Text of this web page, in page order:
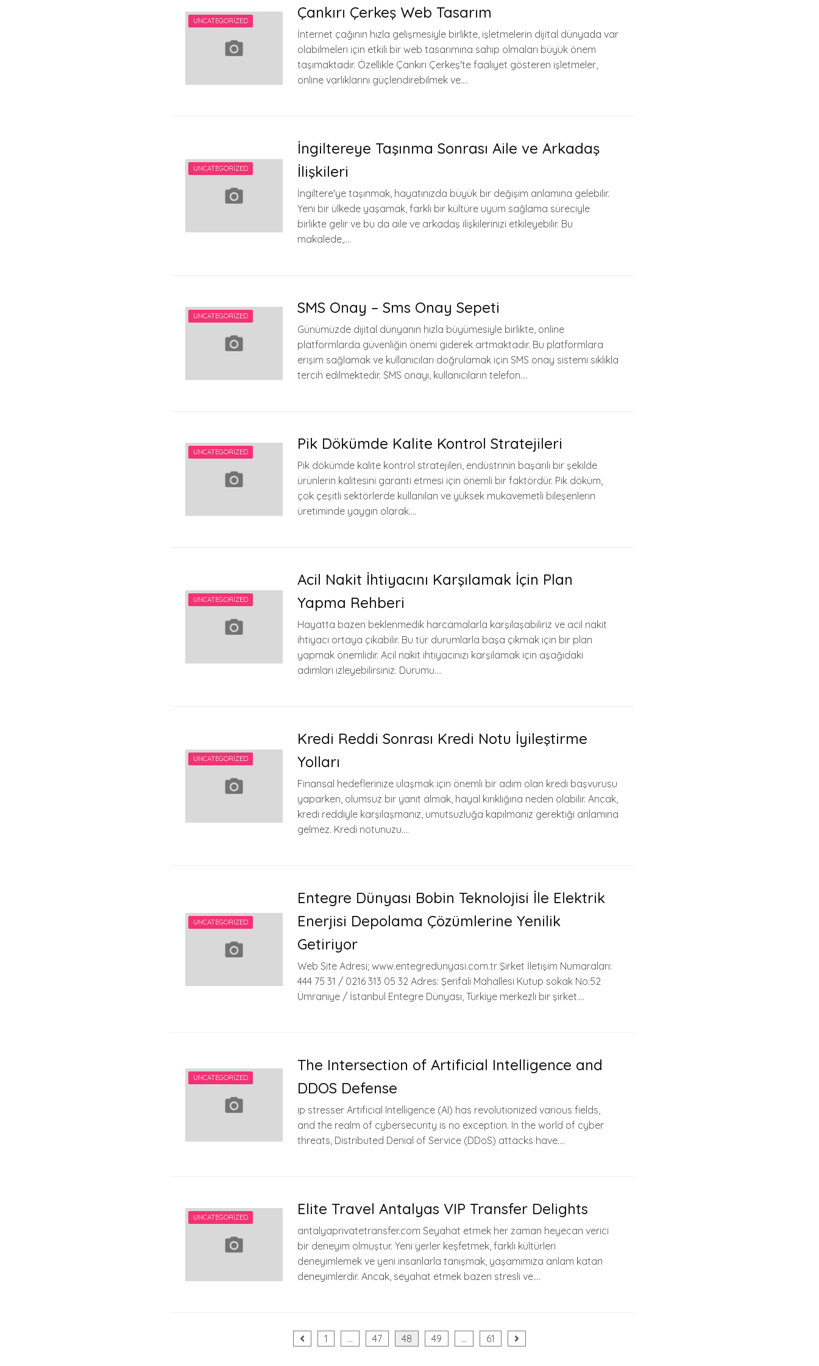
UNCATEGORIZED Çankırı Çerkeş Web Tasarım
İnternet çağının hızla gelişmesiyle birlikte, işletmelerin dijital dünyada var
olabilmeleri için etkili bir web tasarımına sahip olmaları büyük önem
taşımaktadır. Özellikle Çankırı Çerkeş'te faaliyet gösteren işletmeler,
online varlıklarını güçlendirebilmek ve….
UNCATEGORIZED
İngiltereye Taşınma Sonrası Aile ve Arkadaş
İlişkileri
İngiltere'ye taşınmak, hayatınızda büyük bir değişim anlamına gelebilir.
Yeni bir ülkede yaşamak, farklı bir kültüre uyum sağlama süreciyle
birlikte gelir ve bu da aile ve arkadaş ilişkilerinizi etkileyebilir. Bu
makalede,….
UNCATEGORIZED SMS Onay – Sms Onay Sepeti
Günümüzde dijital dünyanın hızla büyümesiyle birlikte, online
platformlarda güvenliğin önemi giderek artmaktadır. Bu platformlara
erişim sağlamak ve kullanıcıları doğrulamak için SMS onay sistemi sıklıkla
tercih edilmektedir. SMS onayı, kullanıcıların telefon….
UNCATEGORIZED Pik Dökümde Kalite Kontrol Stratejileri
Pik dökümde kalite kontrol stratejileri, endüstrinin başarılı bir şekilde
ürünlerin kalitesini garanti etmesi için önemli bir faktördür. Pik döküm,
çok çeşitli sektörlerde kullanılan ve yüksek mukavemetli bileşenlerin
üretiminde yaygın olarak….
UNCATEGORIZED
Acil Nakit İhtiyacını Karşılamak İçin Plan
Yapma Rehberi
Hayatta bazen beklenmedik harcamalarla karşılaşabiliriz ve acil nakit
ihtiyacı ortaya çıkabilir. Bu tür durumlarla başa çıkmak için bir plan
yapmak önemlidir. Acil nakit ihtiyacınızı karşılamak için aşağıdaki
adımları izleyebilirsiniz. Durumu….
UNCATEGORIZED
Kredi Reddi Sonrası Kredi Notu İyileştirme
Yolları
Finansal hedeflerinize ulaşmak için önemli bir adım olan kredi başvurusu
yaparken, olumsuz bir yanıt almak, hayal kırıklığına neden olabilir. Ancak,
kredi reddiyle karşılaşmanız, umutsuzluğa kapılmanız gerektiği anlamına
gelmez. Kredi notunuzu….
UNCATEGORIZED
Entegre Dünyası Bobin Teknolojisi İle Elektrik
Enerjisi Depolama Çözümlerine Yenilik
Getiriyor
Web Site Adresi; www.entegredunyasi.com.tr Şirket İletişim Numaraları:
444 75 31 / 0216 313 05 32 Adres: Şerifali Mahallesi Kutup sokak No:52
Ümraniye / İstanbul Entegre Dünyası, Türkiye merkezli bir şirket….
UNCATEGORIZED
The Intersection of Artificial Intelligence and
DDOS Defense
ip stresser Artificial Intelligence (AI) has revolutionized various fields,
and the realm of cybersecurity is no exception. In the world of cyber
threats, Distributed Denial of Service (DDoS) attacks have….
UNCATEGORIZED Elite Travel Antalyas VIP Transfer Delights
antalyaprivatetransfer.com Seyahat etmek her zaman heyecan verici
bir deneyim olmuştur. Yeni yerler keşfetmek, farklı kültürleri
deneyimlemek ve yeni insanlarla tanışmak, yaşamımıza anlam katan
deneyimlerdir. Ancak, seyahat etmek bazen stresli ve….
1 … 47 48 49 … 61